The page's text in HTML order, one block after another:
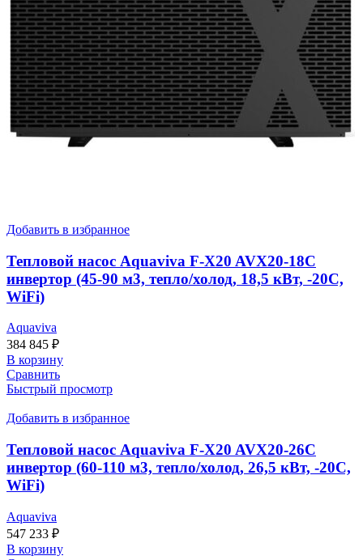
Добавить в избранное
Тепловой насос Aquaviva F-X20 AVX20-18C
инвертор (45-90 м3, тепло/холод, 18,5 кВт, -20С,
WiFi)
Aquaviva
384 845 ₽
В корзину
Сравнить
Быстрый просмотр
Добавить в избранное
Тепловой насос Aquaviva F-X20 AVX20-26C
инвертор (60-110 м3, тепло/холод, 26,5 кВт, -20С,
WiFi)
Aquaviva
547 233 ₽
В корзину